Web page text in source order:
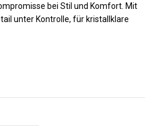
bei Stil und Komfort. Mit
unter Kontrolle, für kristallklare